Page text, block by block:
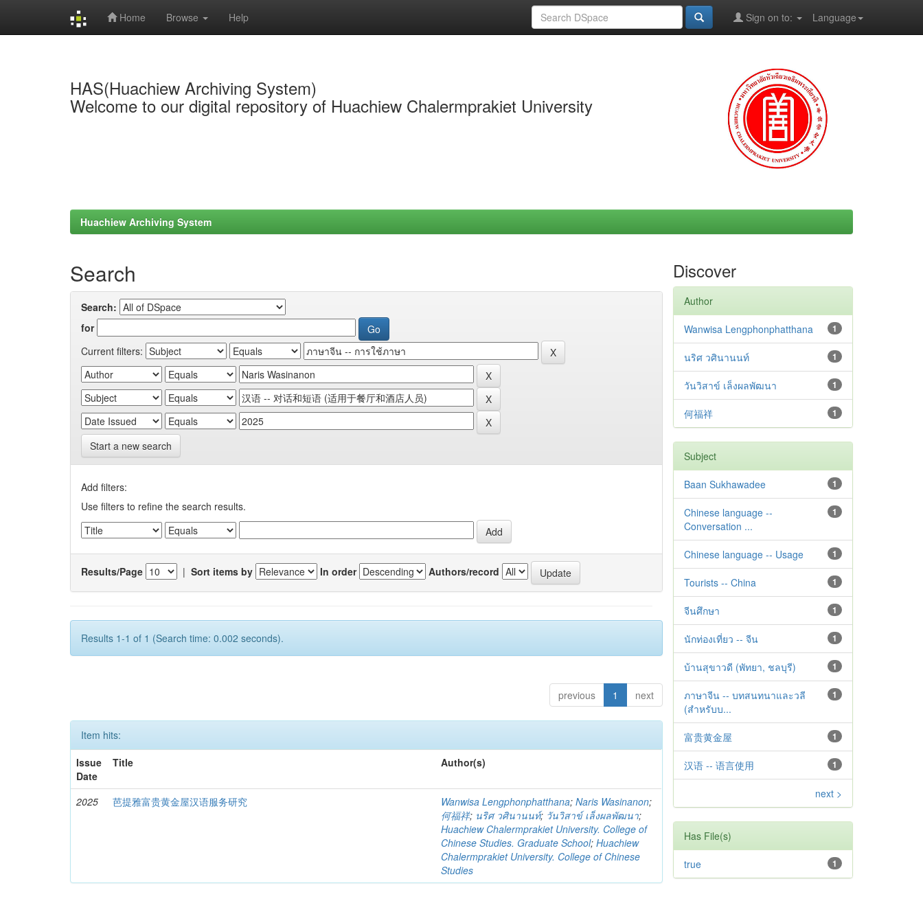
Home Browse Help Language
Sign on to:
HAS(Huachiew Archiving System)
Welcome to our digital repository of Huachiew Chalermprakiet University
Huachiew Archiving System
Search
Search:
for
Current filters:
Start a new search
Add filters:
Use filters to refine the search results.
Results/Page | Sort items by In order Authors/record
Results 1-1 of 1 (Search time: 0.002 seconds).
previous 1 next
Item hits:
Issue
Date
Title Author(s)
2025 芭提雅富贵黄金屋汉语服务研究 Wanwisa Lengphonphatthana;Naris Wasinanon;
何福祥; นริศ วศินานนท์; วันวิสาข์ เล็งผลพัฒนา;
Huachiew Chalermprakiet University. College of
Chinese Studies. Graduate School;Huachiew
Chalermprakiet University. College of Chinese
Studies
Discover
Author
1
Wanwisa Lengphonphatthana
1
นริศ วศินานนท์
1
วันวิสาข์ เล็งผลพัฒนา
1
何福祥
Subject
1
Baan Sukhawadee
1
Chinese language --
Conversation ...
1
Chinese language -- Usage
1
Tourists -- China
1
จีนศึกษา
1
นักท่องเที่ยว -- จีน
1
บ้านสุขาวดี (พัทยา, ชลบุรี)
1
ภาษาจีน -- บทสนทนาและวลี
(สำหรับบ...
1
富贵黄金屋
1
汉语 -- 语言使用
next >
Has File(s)
1
true